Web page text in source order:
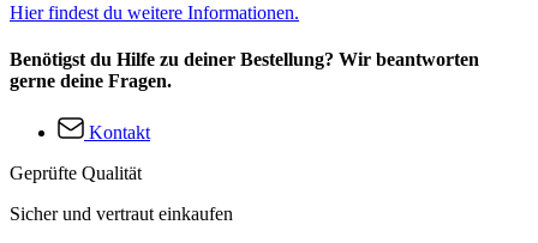
Hier findest du weitere Informationen.
Benötigst du Hilfe zu deiner Bestellung? Wir beantworten
gerne deine Fragen.
Kontakt
Geprüfte Qualität
Sicher und vertraut einkaufen